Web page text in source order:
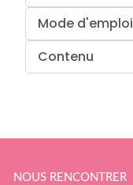
Mode d'emploi
Contenu
NOUS RENCONTRER